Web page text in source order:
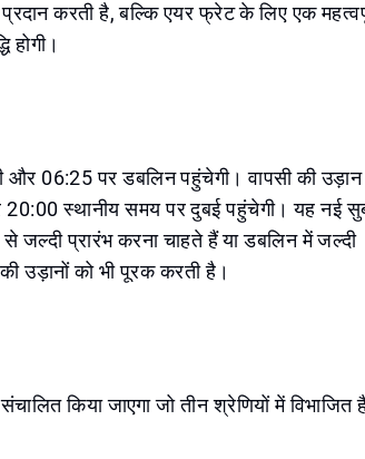
करती है, बल्कि एयर फ्रेट के लिए एक
होगी।
और 06:25 पर डबलिन पहुंचेगी। वापसी की उड़ान
स्थानीय समय पर दुबई पहुंचेगी। यह नई
प्रारंभ करना चाहते हैं या डबलिन में जल्दी
उड़ानों को भी पूरक करती है।
किया जाएगा जो तीन श्रेणियों में विभाजित